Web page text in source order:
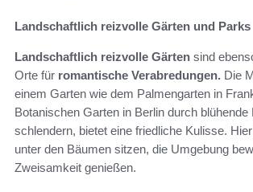
Landschaftlich reizvolle Gärten und Parks
Landschaftlich reizvolle Gärten sind
Orte für romantische Verabredungen. Die
einem Garten wie dem Palmengarten in
Botanischen Garten in Berlin durch blühende
schlendern, bietet eine friedliche Kulisse.
unter den Bäumen sitzen, die Umgebung
Zweisamkeit genießen.